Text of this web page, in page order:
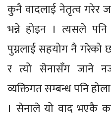
कुनै वादलाई नेतृत्व गरेर
भन्ने होइन । त्यसले पनि
पुग्नलाई सहयोग नै गरेको
र त्यो सेनासँग जाने
व्यक्तिगत सम्बन्ध पनि
। सेनाले यो वाद भएकै